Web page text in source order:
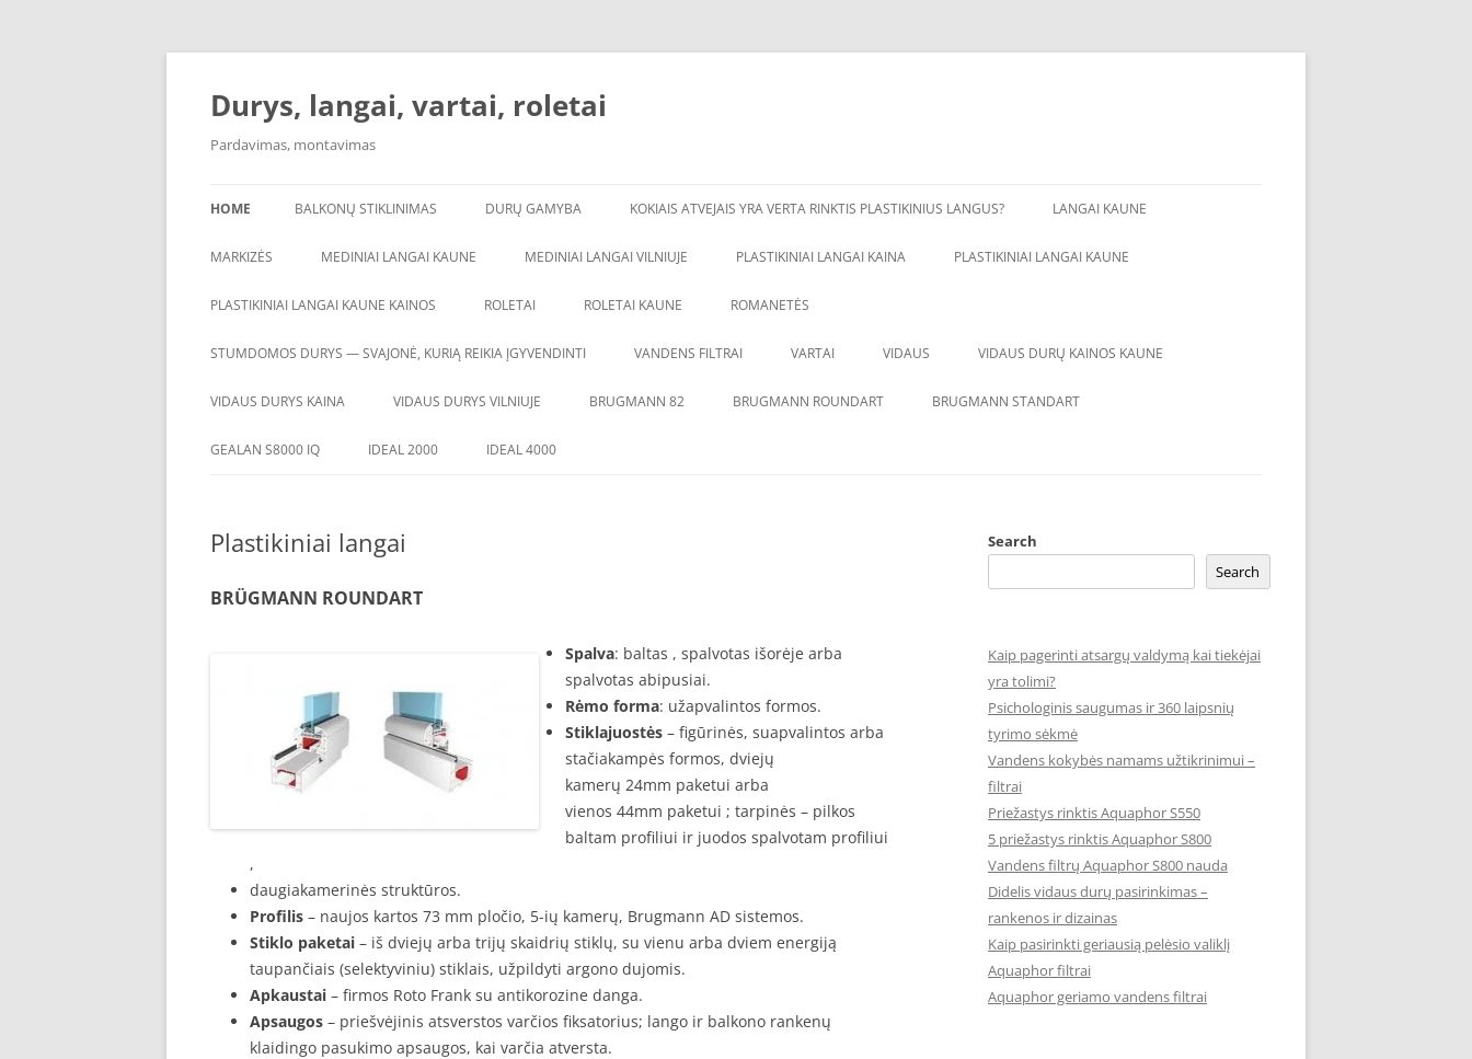
Skip
Durys, langai, vartai, roletai
Pardavimas, montavimas
HOME BALKONŲ STIKLINIMAS DURŲ GAMYBA KOKIAIS ATVEJAIS YRA VERTA RINKTIS PLASTIKINIUS LANGUS? LANGAI KAUNE
MARKIZĖS MEDINIAI LANGAI KAUNE MEDINIAI LANGAI VILNIUJE PLASTIKINIAI LANGAI KAINA PLASTIKINIAI LANGAI KAUNE
PLASTIKINIAI LANGAI KAUNE KAINOS ROLETAI ROLETAI KAUNE ROMANETĖS
STUMDOMOS DURYS — SVAJONĖ, KURIĄ REIKIA ĮGYVENDINTI VANDENS FILTRAI
AQUAHOR FILTRAI AQUAPHOR S550
VARTAI VIDAUS
DURYS DAŽYTOS HDF
LAMINUOTOS DURYS
KLASIKA
KLASIKA – STILIUS
LAIKAS
LINIJA
SILUETAS
STANDARTAS
VIDAUS DURŲ KAINOS KAUNE
VIDAUS DURYS KAINA VIDAUS DURYS VILNIUJE BRUGMANN 82 BRUGMANN ROUNDART BRUGMANN STANDART
GEALAN S8000 IQ IDEAL 2000 IDEAL 4000
Plastikiniai langai
BRÜGMANN ROUNDART
Spalva: baltas , spalvotas išorėje arba
spalvotas abipusiai.
Rėmo forma: užapvalintos formos.
Stiklajuostės – figūrinės, suapvalintos arba
stačiakampės formos, dviejų
kamerų 24mm paketui arba
vienos 44mm paketui ; tarpinės – pilkos
baltam profiliui ir juodos spalvotam profiliui
,
daugiakamerinės struktūros.
Profilis – naujos kartos 73 mm pločio, 5-ių kamerų, Brugmann AD sistemos.
Stiklo paketai – iš dviejų arba trijų skaidrių stiklų, su vienu arba dviem energiją
taupančiais (selektyviniu) stiklais, užpildyti argono dujomis.
Apkaustai – firmos Roto Frank su antikorozine danga.
Apsaugos – priešvėjinis atsverstos varčios fiksatorius; lango ir balkono rankenų
klaidingo pasukimo apsaugos, kai varčia atversta.
Search
Search
Kaip pagerinti atsargų valdymą kai tiekėjai
yra tolimi?
Psichologinis saugumas ir 360 laipsnių
tyrimo sėkmė
Vandens kokybės namams užtikrinimui –
filtrai
Priežastys rinktis Aquaphor S550
5 priežastys rinktis Aquaphor S800
Vandens filtrų Aquaphor S800 nauda
Didelis vidaus durų pasirinkimas –
rankenos ir dizainas
Kaip pasirinkti geriausią pelėsio valiklį
Aquaphor filtrai
Aquaphor geriamo vandens filtrai